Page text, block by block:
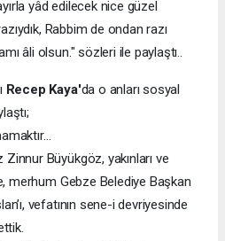
yâd edilecek nice güzel
Rabbim de ondan razı
âli olsun." sözleri ile paylaştı..
Recep Kaya'da o anları sosyal
Zinnur Büyükgöz, yakınları ve
merhum Gebze Belediye Başkan
vefatının sene-i devriyesinde